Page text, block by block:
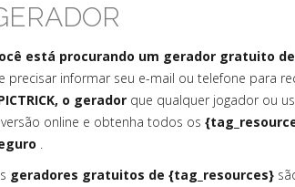
está procurando um gerador gratuito de
precisar informar seu e-mail ou telefone para
o gerador que qualquer jogador ou
online e obtenha todos os
.
geradores gratuitos de {tag_resources}